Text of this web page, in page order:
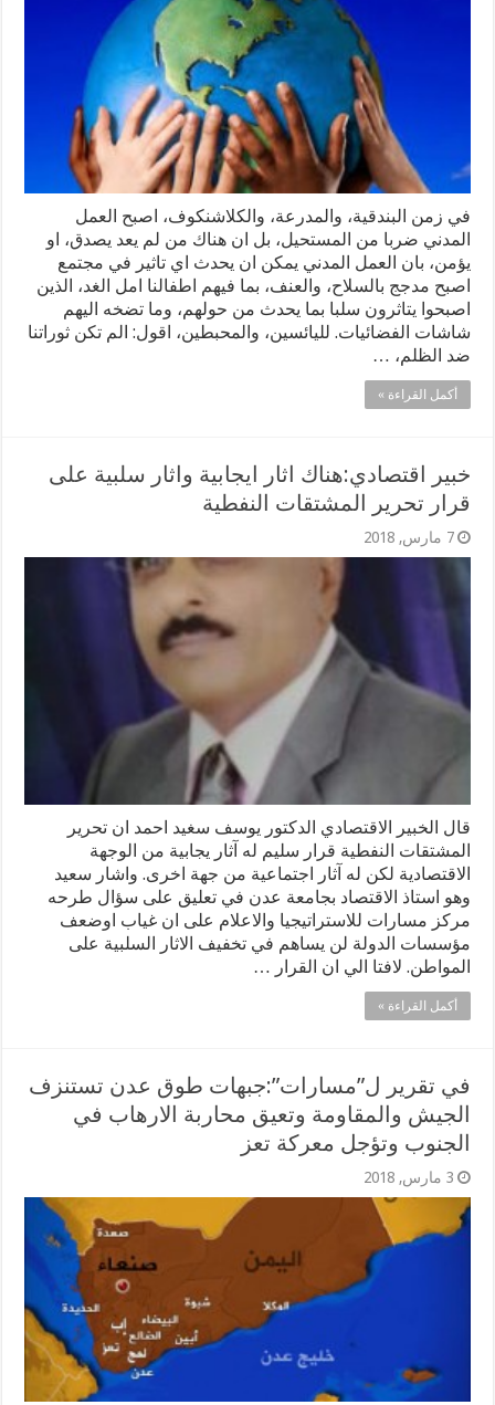
في زمن البندقية، والمدرعة، والكلاشنكوف، اصبح العمل
المدني ضربا من المستحيل، بل ان هناك من لم يعد يصدق، او
يؤمن، بان العمل المدني يمكن ان يحدث اي تاثير في مجتمع
اصبح مدجج بالسلاح، والعنف، بما فيهم اطفالنا امل الغد، الذين
اصبحوا يتاثرون سلبا بما يحدث من حولهم، وما تضخه اليهم
شاشات الفضائيات. لليائسين، والمحبطين، اقول: الم تكن ثوراتنا
ضد الظلم، …
أكمل القراءة »
خبير اقتصادي:هناك اثار ايجابية واثار سلبية على
قرار تحرير المشتقات النفطية
7 مارس, 2018
قال الخبير الاقتصادي الدكتور يوسف سغيد احمد ان تحرير
المشتقات النفطية قرار سليم له آثار يجابية من الوجهة
الاقتصادية لكن له آثار اجتماعية من جهة اخرى. واشار سعيد
وهو استاذ الاقتصاد بجامعة عدن في تعليق على سؤال طرحه
مركز مسارات للاستراتيجيا والاعلام على ان غياب اوضعف
مؤسسات الدولة لن يساهم في تخفيف الاثار السلبية على
المواطن. لافتا الي ان القرار …
أكمل القراءة »
في تقرير ل”مسارات”:جبهات طوق عدن تستنزف
الجيش والمقاومة وتعيق محاربة الارهاب في
الجنوب وتؤجل معركة تعز
3 مارس, 2018